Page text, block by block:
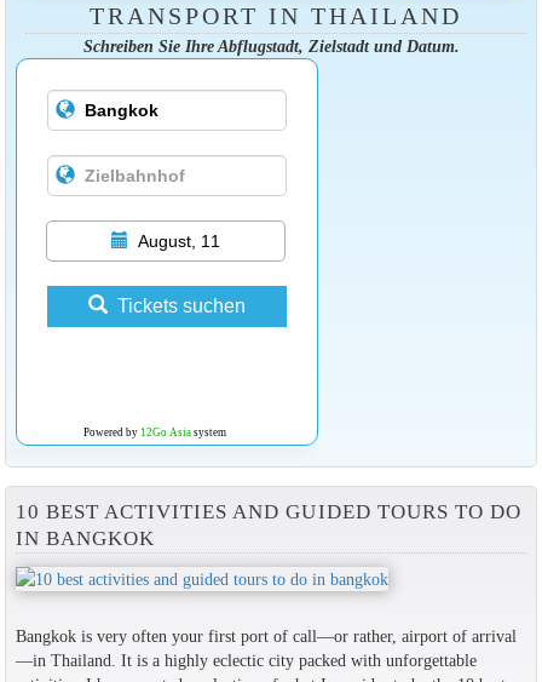
TRANSPORT IN THAILAND
Schreiben Sie Ihre Abflugstadt, Zielstadt und Datum.
August, 11
Tickets suchen
Powered by 12Go Asiasystem
10 BEST ACTIVITIES AND GUIDED TOURS TO DO
IN BANGKOK
Bangkok is very often your first port of call—or rather, airport of arrival
—in Thailand. It is a highly eclectic city packed with unforgettable